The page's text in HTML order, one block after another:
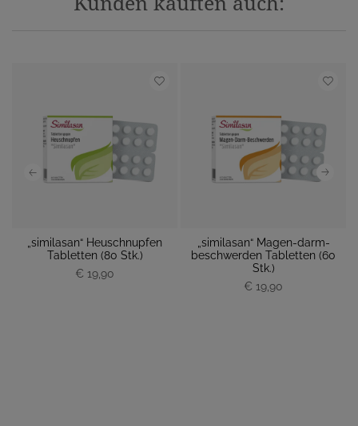
„similasan“ Heuschnupfen
Tabletten (80 Stk.)
€ 19,90
„similasan“ Magen-darm-
beschwerden Tabletten (60
Stk.)
€ 19,90